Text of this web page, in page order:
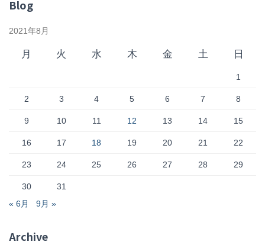
Blog
2021年8月
月 火 水 木 金 土 日
1
2 3 4 5 6 7 8
9 10 11 12 13 14 15
16 17 18 19 20 21 22
23 24 25 26 27 28 29
30
31
« 6月
9月 »
Archive